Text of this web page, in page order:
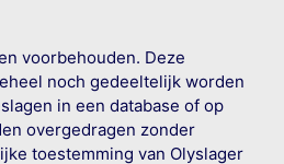
voorbehouden. Deze
noch gedeeltelijk worden
in een database of op
overgedragen zonder
toestemming van Olyslager